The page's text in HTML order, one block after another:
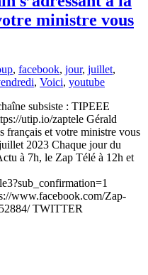
ministre vous
, facebook, jour, juillet,
, Voici, youtube
subsiste : TIPEEE
utip.io/zaptele Gérald
français et votre ministre vous
2023 Chaque jour du
à 7h, le Zap Télé à 12h et
www.facebook.com/Zap-
TWITTER